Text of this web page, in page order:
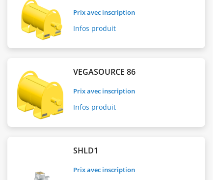
Prix avec inscription
Infos produit
VEGASOURCE 86
Prix avec inscription
Infos produit
SHLD1
Prix avec inscription